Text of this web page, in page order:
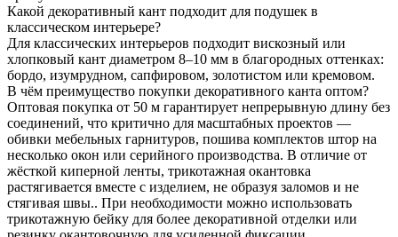
Какой декоративный кант подходит для подушек в
классическом интерьере?
Для классических интерьеров подходит вискозный или
хлопковый кант диаметром 8–10 мм в благородных оттенках:
бордо, изумрудном, сапфировом, золотистом или кремовом.
В чём преимущество покупки декоративного канта оптом?
Оптовая покупка от 50 м гарантирует непрерывную длину без
соединений, что критично для масштабных проектов —
обивки мебельных гарнитуров, пошива комплектов штор на
несколько окон или серийного производства. В отличие от
жёсткой киперной ленты, трикотажная окантовка
растягивается вместе с изделием, не образуя заломов и не
стягивая швы.. При необходимости можно использовать
трикотажную бейку для более декоративной отделки или